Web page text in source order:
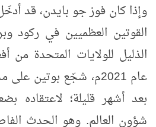
وإذا كان فوز جو بايدن، قد أدخَل
القوتين العظميين في ركود
عام 2021م، شجّع بوتين
بعد أشهر قليلة؛ لاعتقاده
شؤون العالم. وهو الحدث